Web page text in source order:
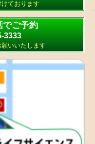
ております
でご予約
3333
いいたします